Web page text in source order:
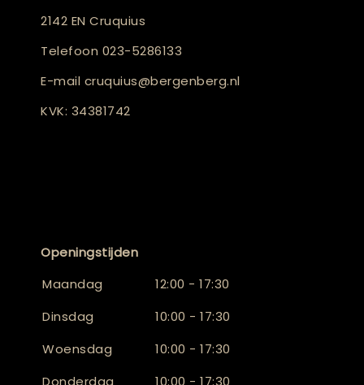
2142 EN Cruquius
Telefoon 023-5286133
E-mail cruquius@bergenberg.nl
KVK: 34381742
Openingstijden
Maandag
12:00 - 17:30
Dinsdag
10:00 - 17:30
Woensdag
10:00 - 17:30
Donderdag
10:00 - 17:30